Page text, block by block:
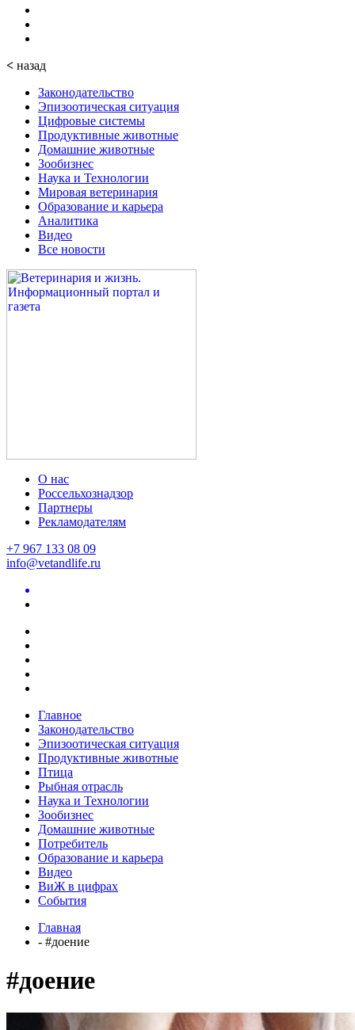
< назад
Законодательство
Эпизоотическая ситуация
Цифровые системы
Продуктивные животные
Домашние животные
Зообизнес
Наука и Технологии
Мировая ветеринария
Образование и карьера
Аналитика
Видео
Все новости
О нас
Россельхознадзор
Партнеры
Рекламодателям
+7 967 133 08 09
info@vetandlife.ru
Главное
Законодательство
Эпизоотическая ситуация
Продуктивные животные
Птица
Рыбная отрасль
Наука и Технологии
Зообизнес
Домашние животные
Потребитель
Образование и карьера
Видео
ВиЖ в цифрах
События
Главная
- #доение
#доение